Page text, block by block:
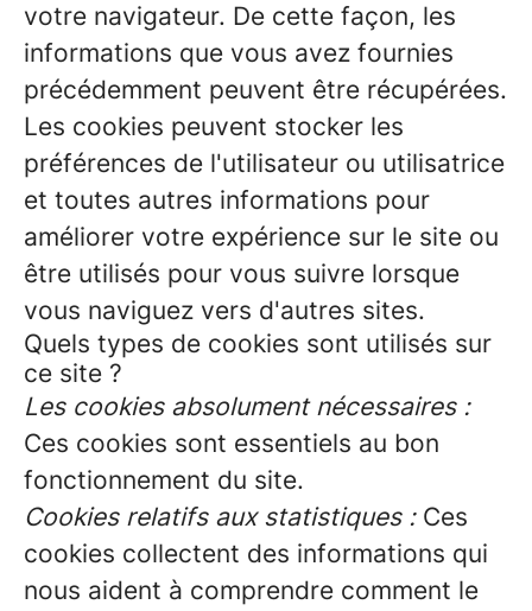
votre navigateur. De cette façon, les
informations que vous avez fournies
précédemment peuvent être récupérées.
Les cookies peuvent stocker les
préférences de l'utilisateur ou utilisatrice
et toutes autres informations pour
améliorer votre expérience sur le site ou
être utilisés pour vous suivre lorsque
vous naviguez vers d'autres sites.
Quels types de cookies sont utilisés sur
ce site ?
Les cookies absolument nécessaires :
Ces cookies sont essentiels au bon
fonctionnement du site.
Cookies relatifs aux statistiques :Ces
cookies collectent des informations qui
nous aident à comprendre comment le